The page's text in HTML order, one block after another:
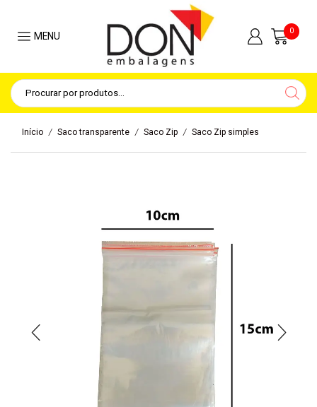
MENU 0
Início / Saco transparente / Saco Zip / Saco Zip simples